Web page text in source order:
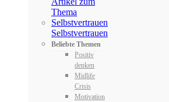
Selbstvertrauen
Beliebte Themen
Positiv
denken
Midlife
Crisis
Motivation